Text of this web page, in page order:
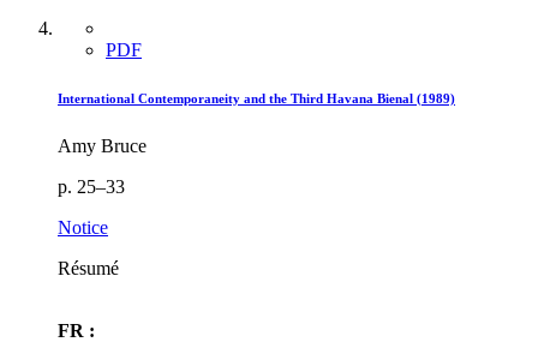
PDF
International Contemporaneity and the Third Havana Bienal (1989)
Amy Bruce
p. 25–33
Notice
Résumé
FR :